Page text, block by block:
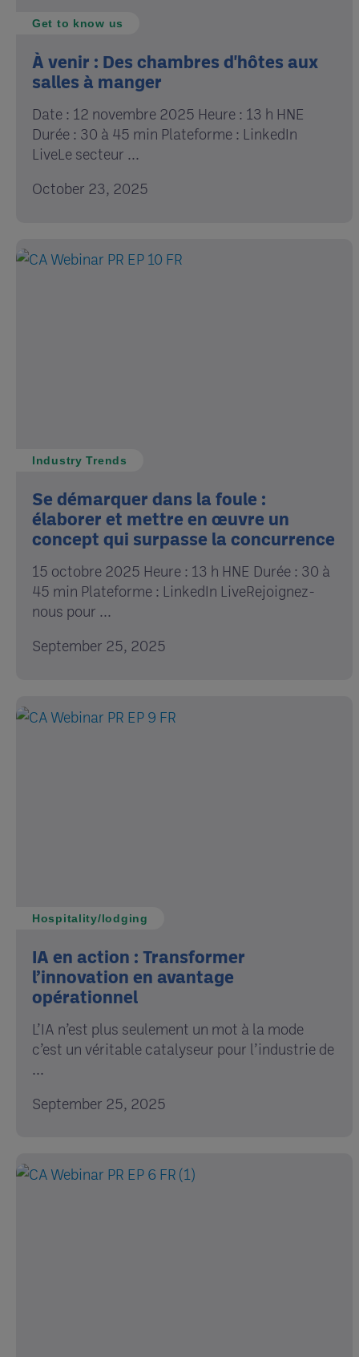
Get to know us
À venir : Des chambres d'hôtes aux
salles à manger
Date : 12 novembre 2025 Heure : 13 h HNE
Durée : 30 à 45 min Plateforme : LinkedIn
LiveLe secteur ...
October 23, 2025
Industry Trends
Se démarquer dans la foule :
élaborer et mettre en œuvre un
concept qui surpasse la concurrence
15 octobre 2025 Heure : 13 h HNE Durée : 30 à
45 min Plateforme : LinkedIn LiveRejoignez-
nous pour ...
September 25, 2025
Hospitality/lodging
IA en action : Transformer
l’innovation en avantage
opérationnel
L’IA n’est plus seulement un mot à la mode
c’est un véritable catalyseur pour l’industrie de
...
September 25, 2025